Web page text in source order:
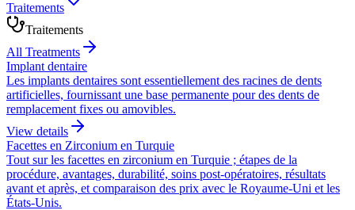
Traitements
Traitements
All Treatments
Implant dentaire
Les implants dentaires sont essentiellement des racines de dents
artificielles, fournissant une base permanente pour des dents de
remplacement fixes ou amovibles.
View details
Facettes en Zirconium en Turquie
Tout sur les facettes en zirconium en Turquie ; étapes de la
procédure, avantages, durabilité, soins post-opératoires, résultats
avant et après, et comparaison des prix avec le Royaume-Uni et les
États-Unis.